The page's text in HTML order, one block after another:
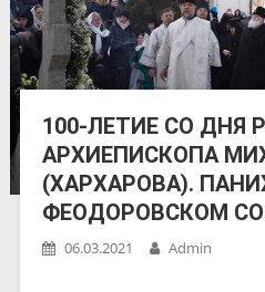
100-ЛЕТИЕ СО ДНЯ
АРХИЕПИСКОПА
(ХАРХАРОВА).
ФЕОДОРОВСКОМ
06.03.2021 Admin